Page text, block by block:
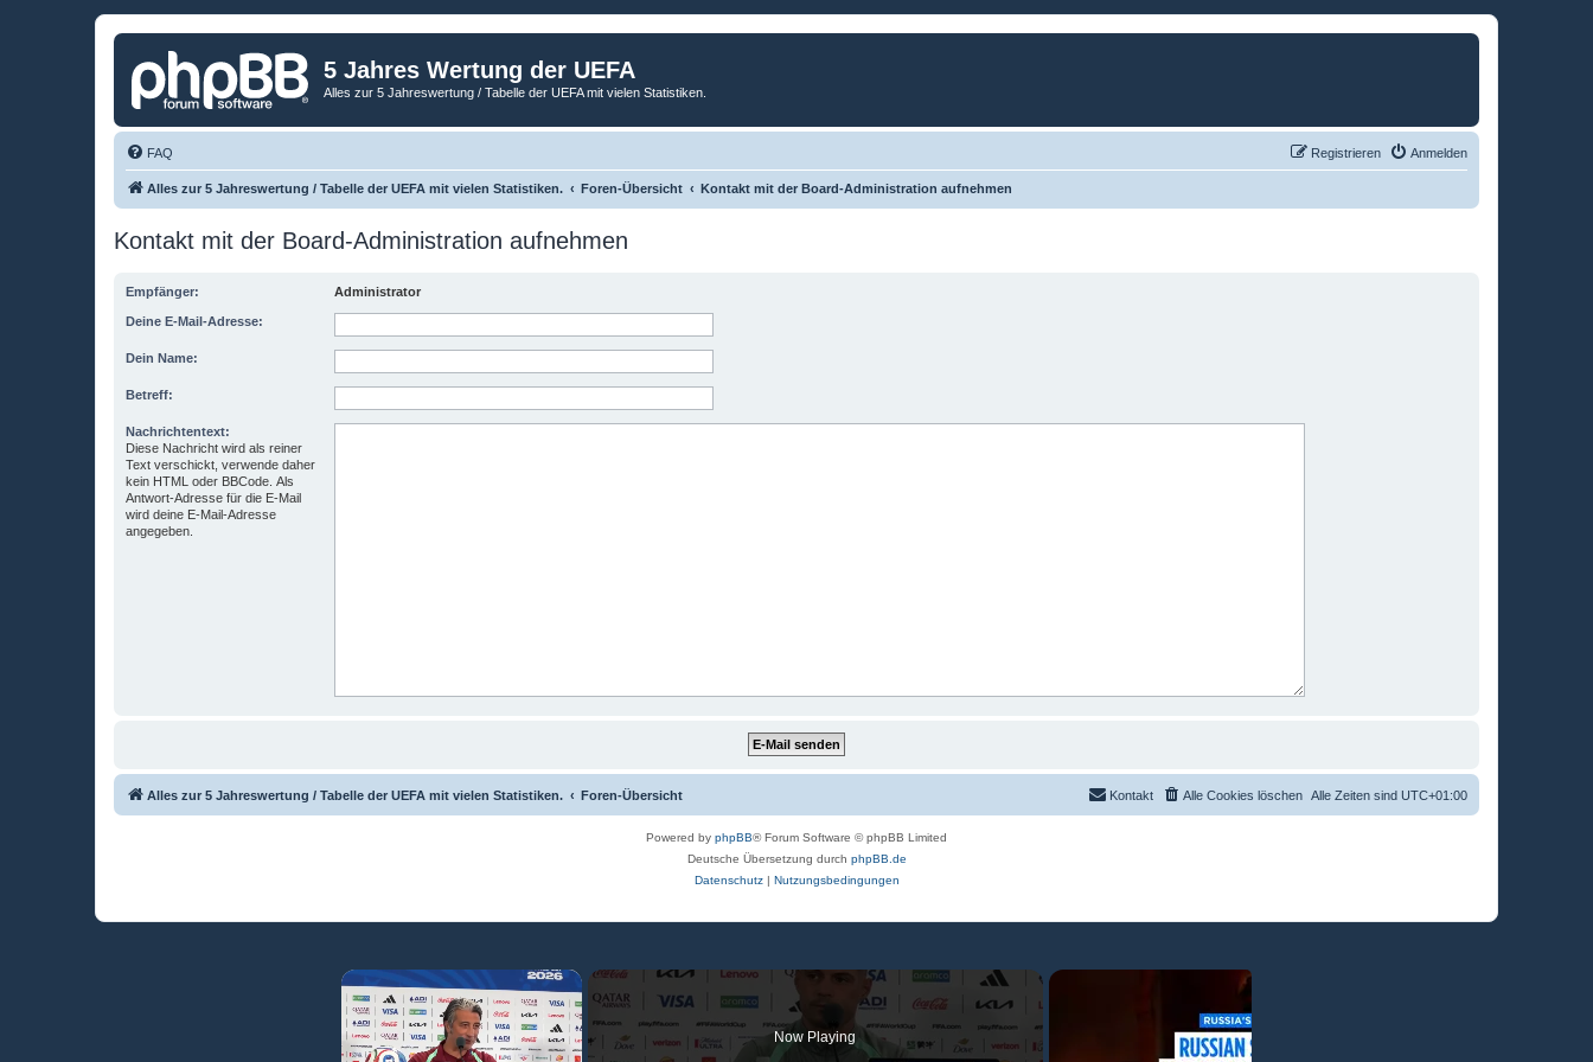
5 Jahres Wertung der UEFA
Alles zur 5 Jahreswertung / Tabelle der UEFA mit vielen Statistiken.
FAQ Anmelden
Registrieren
Alles zur 5 Jahreswertung / Tabelle der UEFA mit vielen Statistiken. Foren-Übersicht Kontakt mit der Board-Administration aufnehmen
Kontakt mit der Board-Administration aufnehmen
Empfänger: Administrator
Deine E-Mail-Adresse:
Dein Name:
Betreff:
Nachrichtentext:
Diese Nachricht wird als reiner
Text verschickt, verwende daher
kein HTML oder BBCode. Als
Antwort-Adresse für die E-Mail
wird deine E-Mail-Adresse
angegeben.
Alles zur 5 Jahreswertung / Tabelle der UEFA mit vielen Statistiken. Foren-Übersicht Alle Zeiten sind UTC+01:00
Alle Cookies löschen
Kontakt
Powered by phpBB® Forum Software © phpBB Limited
Deutsche Übersetzung durch phpBB.de
Datenschutz| Nutzungsbedingungen
×
Now Playing